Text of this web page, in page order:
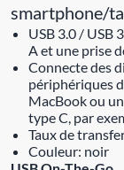
smartphone/
USB 3.0 / USB
A et une prise
Connecte des
périphériques
MacBook ou
type C, par
Taux de
Couleur: noir